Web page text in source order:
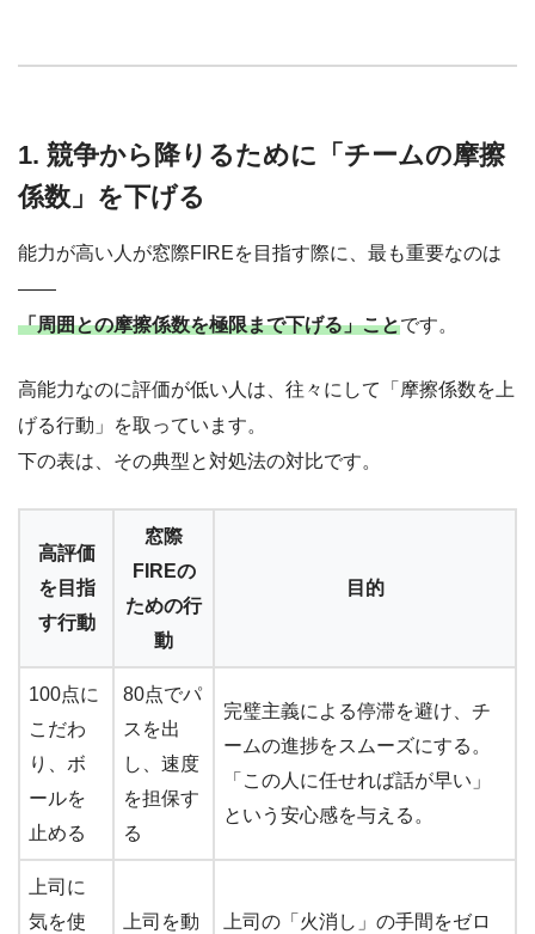
1. 競争から降りるために「チームの摩擦
係数」を下げる
能力が高い人が窓際FIREを目指す際に、最も重要なのは
――
「周囲との摩擦係数を極限まで下げる」ことです。
高能力なのに評価が低い人は、往々にして「摩擦係数を上
げる行動」を取っています。
下の表は、その典型と対処法の対比です。
高評価
を目指
す行動
窓際
FIREの
ための行
動
目的
100点に
こだわ
り、ボ
ールを
止める
80点でパ
スを出
し、速度
を担保す
る
完璧主義による停滞を避け、チ
ームの進捗をスムーズにする。
「この人に任せれば話が早い」
という安心感を与える。
上司に
気を使
上司を動 上司の「火消し」の手間をゼロ